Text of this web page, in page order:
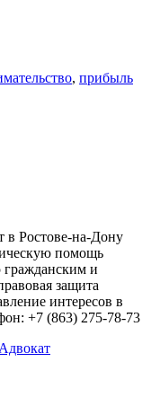
, прибыль
в Ростове-на-Дону
помощь
и
защита
интересов в
+7 (863) 275-78-73
Адвокат